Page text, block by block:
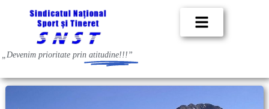
„Devenim prioritate prin atitudine!!!”